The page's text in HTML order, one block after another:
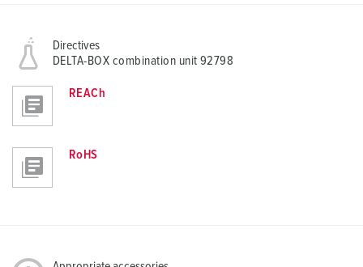
Directives
DELTA-BOX combination unit 92798
REACh
RoHS